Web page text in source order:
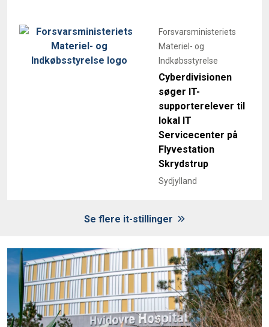
Forsvarsministeriets
Materiel- og
Indkøbsstyrelse
Cyberdivisionen
søger IT-
supporterelever til
lokal IT
Servicecenter på
Flyvestation
Skrydstrup
Sydjylland
Se flere it-stillinger